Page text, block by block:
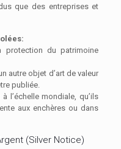
que des entreprises et
protection du patrimoine
autre objet d’art de valeur
publiée.
l’échelle mondiale, qu’ils
aux enchères ou dans
(Silver Notice)